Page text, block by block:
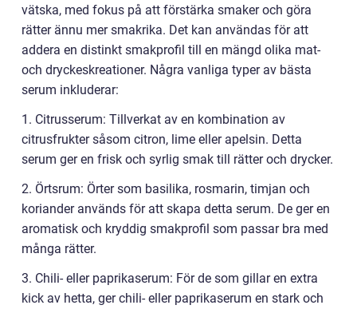
vätska, med fokus på att förstärka smaker och göra
rätter ännu mer smakrika. Det kan användas för att
addera en distinkt smakprofil till en mängd olika mat-
och dryckeskreationer. Några vanliga typer av bästa
serum inkluderar:
1. Citrusserum: Tillverkat av en kombination av
citrusfrukter såsom citron, lime eller apelsin. Detta
serum ger en frisk och syrlig smak till rätter och drycker.
2. Örtsrum: Örter som basilika, rosmarin, timjan och
koriander används för att skapa detta serum. De ger en
aromatisk och kryddig smakprofil som passar bra med
många rätter.
3. Chili- eller paprikaserum: För de som gillar en extra
kick av hetta, ger chili- eller paprikaserum en stark och